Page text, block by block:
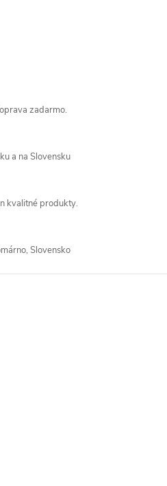
zadarmo.
a na Slovensku
kvalitné produkty.
Slovensko